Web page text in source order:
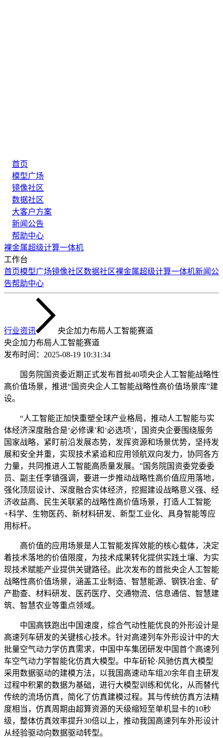
首页
模型广场
镜像社区
数据社区
大客户方案
新闻公告
帮助中心
裸金属超级计算一体机
工作台
首页模型广场镜像社区数据社区裸金属超级计算一体机新闻公
告帮助中心
行业资讯
央企加力布局人工智能赛道
央企加力布局人工智能赛道
发布时间： 2025-08-19 10:31:34
国务院国资委近期正式发布首批40项央企人工智能战略性
高价值场景，推进“国资央企人工智能战略性高价值场景库”建
设。
“人工智能正加快重塑全球产业格局，推动人工智能与实
体经济深度融合是‘必修课’和‘必选项’，国资央企要围绕服务
国家战略，紧盯前沿发展态势，发挥资源和场景优势，坚持发
展和安全并重，实现技术紧追和应用领航双向发力，协同各方
力量，共同推进人工智能高质量发展。”国务院国资委党委委
员、副主任李镇强调，要进一步推动战略性高价值应用落地，
强化顶层设计、深度融合实体经济，挖掘建设战略意义强、经
济收益高、民生关联紧的战略性高价值场景，打造人工智能
+科学、生物医药、新材料研发、新型工业化、具身智能等应
用标杆。
高价值的应用场景是人工智能发挥效能的核心载体，决定
着技术落地的价值限度，为技术成果转化提供实践土壤、为实
现技术赋能产业提供关键路径。此次发布的首批央企人工智能
战略性高价值场景，涵盖工业制造、智慧能源、钢铁冶金、矿
产勘查、材料研发、医药医疗、交通物流、信息通信、智慧建
筑、智慧农业等重点领域。
中国高铁跑出中国速度，综合气动性能优良的外形设计是
高速列车研发的关键核心技术。针对高速列车外形设计中的大
批量空气动力学仿真需求，中国中车集团研发中国首个高速列
车空气动力学智能化仿真大模型。中车斫轮·风驰仿真大模型
采用数据驱动的建模方法，以我国高速动车组20余年自主研发
过程中积累的数据为基础，进行大模型训练和优化，从而替代
传统的流场仿真，简化了仿真建模过程。其与传统仿真方法精
度相当，仿真周期由超算资源的天级缩短至单机显卡的10秒
级，整体仿真效率提升30倍以上，推动我国高速列车外形设计
从经验驱动向数据驱动转型。